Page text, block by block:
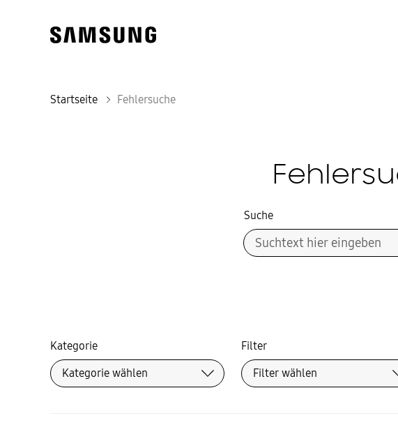
Startseite Fehlersuche
Suche
Kategorie
Filter